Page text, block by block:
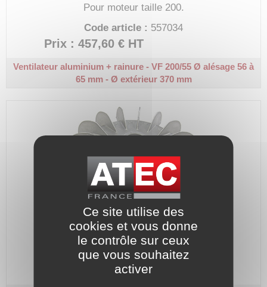
Pour moteur taille 200.
Code article : 557034
Prix : 457,60 € HT
Ventilateur aluminium + rainure - VF 200/55 Ø alésage 56 à
65 mm - Ø extérieur 370 mm
Pour moteur taille 225.
Code article :557048
Prix : 595,40 €HT
Ce site utilise des
cookies et vous donne
le contrôle sur ceux
que vous souhaitez
activer